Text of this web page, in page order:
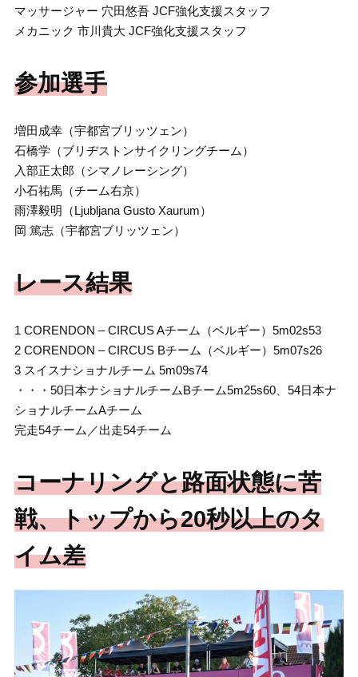
マッサージャー 穴田悠吾 JCF強化支援スタッフ
メカニック 市川貴大 JCF強化支援スタッフ
参加選手
増田成幸（宇都宮ブリッツェン）
石橋学（ブリヂストンサイクリングチーム）
入部正太郎（シマノレーシング）
小石祐馬（チーム右京）
雨澤毅明（Ljubljana Gusto Xaurum）
岡 篤志（宇都宮ブリッツェン）
レース結果
1 CORENDON – CIRCUS Aチーム（ベルギー）5m02s53
2 CORENDON – CIRCUS Bチーム（ベルギー）5m07s26
3 スイスナショナルチーム 5m09s74
・・・50日本ナショナルチームBチーム5m25s60、54日本ナ
ショナルチームAチーム
完走54チーム／出走54チーム
コーナリングと路面状態に苦
戦、トップから20秒以上のタ
イム差